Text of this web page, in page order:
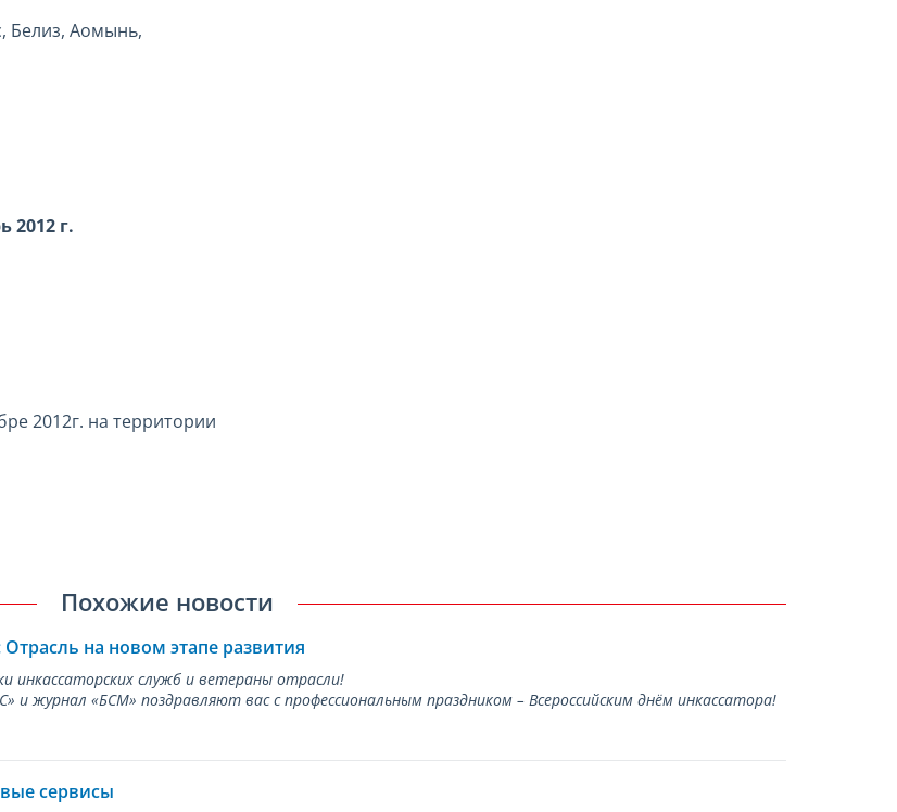
Белиз, Аомынь,
2012 г.
2012г. на территории
Похожие новости
на новом этапе развития
инкассаторских служб и ветераны отрасли!
и журнал «БСМ» поздравляют вас с профессиональным праздником – Всероссийским днём инкассатора!
сервисы